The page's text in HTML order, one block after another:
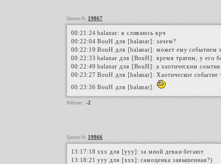
Цитата № 19867
00:21:24 balanar: я сливаюсь крч
00:22:04 BouH для [balanar]: зачем?
00:22:19 BouH для [balanar]: может ему событием
00:22:33 balanar для [BouH]: время тратим, у его
00:22:49 balanar для [BouH]: а хаотическим
00:23:27 BouH для [balanar]: Хаотическое событие
00:23:36 BouH для [balanar]:
Рейтинг: -2
Цитата № 19866
13:17:18 xxx для [yyy]: за мной девки бегают
13:18:21 yyy для [xxx]: самоценка завышенная?)